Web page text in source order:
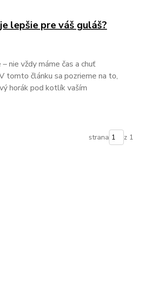
lepšie pre váš guláš?
nie vždy máme čas a chuť
tomto článku sa pozrieme na to,
horák pod kotlík vaším
strana z 1